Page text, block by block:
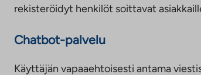
rekisteröidyt henkilöt soittavat
Chatbot-palvelu
Käyttäjän vapaaehtoisesti antama